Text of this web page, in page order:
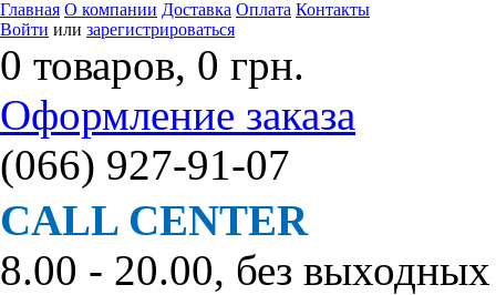
Главная О компании Доставка Оплата Контакты
Войти или зарегистрироваться
0 товаров, 0 грн.
Оформление заказа
(066) 927-91-07
CALL CENTER
8.00 - 20.00, без выходных